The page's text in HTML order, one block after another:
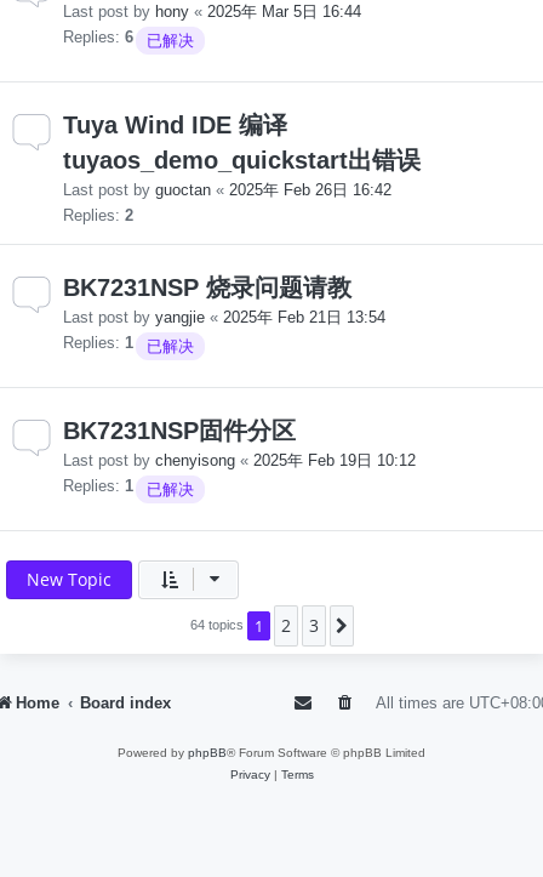
Last post by hony « 2025年 Mar 5日 16:44
Replies: 6 已解决
Tuya Wind IDE 编译
tuyaos_demo_quickstart出错误
Last post by guoctan « 2025年 Feb 26日 16:42
Replies: 2
BK7231NSP 烧录问题请教
Last post by yangjie « 2025年 Feb 21日 13:54
Replies: 1 已解决
BK7231NSP固件分区
Last post by chenyisong « 2025年 Feb 19日 10:12
Replies: 1 已解决
New Topic
64 topics 1 2 3
Home Board index All times are
Powered by phpBB® Forum Software © phpBB Limited
Privacy| Terms